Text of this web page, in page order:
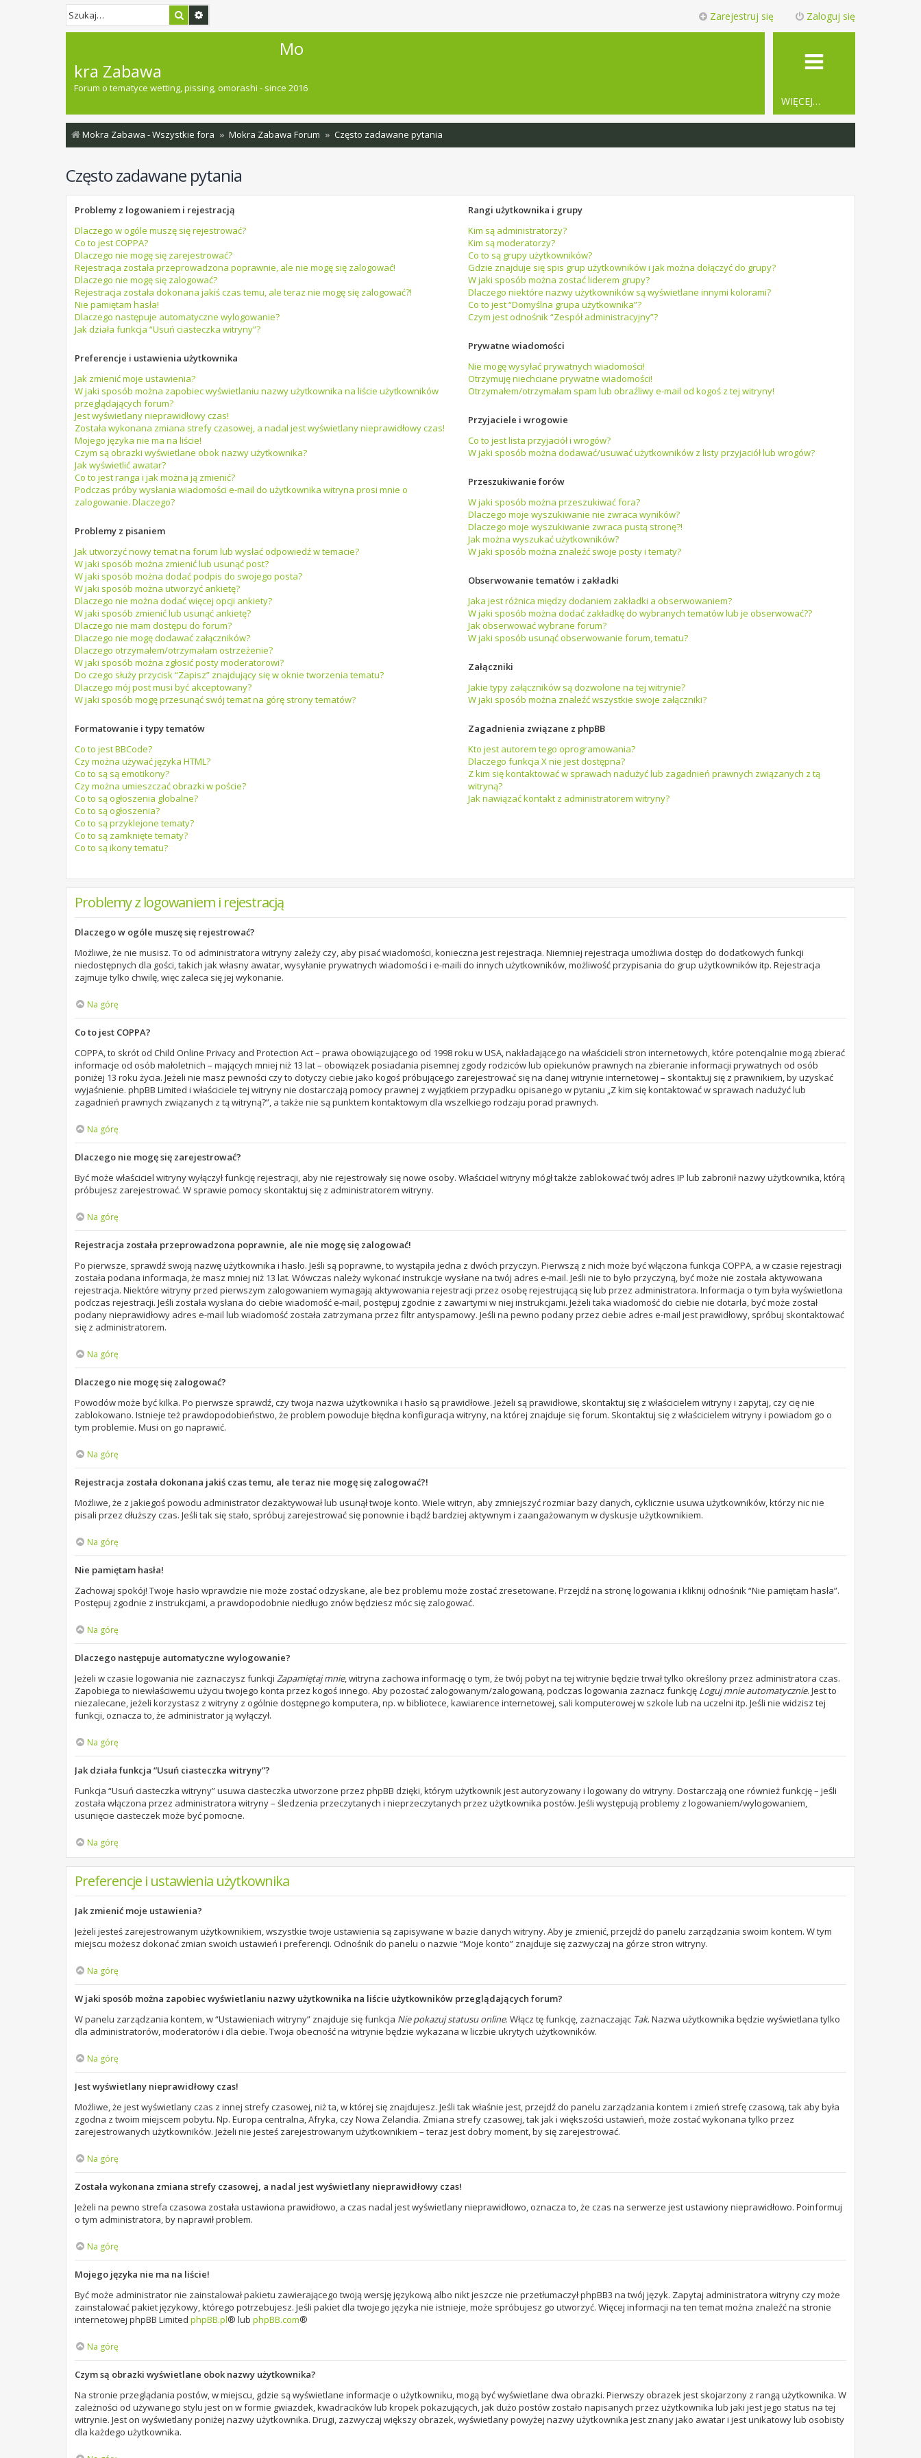
Szukaj Zaloguj się
Zarejestruj się
Mo
kra Zabawa
Forum o tematyce wetting, pissing, omorashi - since 2016
WIĘCEJ…
Mokra Zabawa - Wszystkie fora Mokra Zabawa Forum Często zadawane pytania
Często zadawane pytania
Problemy z logowaniem i rejestracją
Dlaczego w ogóle muszę się rejestrować?
Co to jest COPPA?
Dlaczego nie mogę się zarejestrować?
Rejestracja została przeprowadzona poprawnie, ale nie mogę się zalogować!
Dlaczego nie mogę się zalogować?
Rejestracja została dokonana jakiś czas temu, ale teraz nie mogę się zalogować?!
Nie pamiętam hasła!
Dlaczego następuje automatyczne wylogowanie?
Jak działa funkcja “Usuń ciasteczka witryny”?
Preferencje i ustawienia użytkownika
Jak zmienić moje ustawienia?
W jaki sposób można zapobiec wyświetlaniu nazwy użytkownika na liście użytkowników
przeglądających forum?
Jest wyświetlany nieprawidłowy czas!
Została wykonana zmiana strefy czasowej, a nadal jest wyświetlany nieprawidłowy czas!
Mojego języka nie ma na liście!
Czym są obrazki wyświetlane obok nazwy użytkownika?
Jak wyświetlić awatar?
Co to jest ranga i jak można ją zmienić?
Podczas próby wysłania wiadomości e-mail do użytkownika witryna prosi mnie o
zalogowanie. Dlaczego?
Problemy z pisaniem
Jak utworzyć nowy temat na forum lub wysłać odpowiedź w temacie?
W jaki sposób można zmienić lub usunąć post?
W jaki sposób można dodać podpis do swojego posta?
W jaki sposób można utworzyć ankietę?
Dlaczego nie można dodać więcej opcji ankiety?
W jaki sposób zmienić lub usunąć ankietę?
Dlaczego nie mam dostępu do forum?
Dlaczego nie mogę dodawać załączników?
Dlaczego otrzymałem/otrzymałam ostrzeżenie?
W jaki sposób można zgłosić posty moderatorowi?
Do czego służy przycisk “Zapisz” znajdujący się w oknie tworzenia tematu?
Dlaczego mój post musi być akceptowany?
W jaki sposób mogę przesunąć swój temat na górę strony tematów?
Formatowanie i typy tematów
Co to jest BBCode?
Czy można używać języka HTML?
Co to są są emotikony?
Czy można umieszczać obrazki w poście?
Co to są ogłoszenia globalne?
Co to są ogłoszenia?
Co to są przyklejone tematy?
Co to są zamknięte tematy?
Co to są ikony tematu?
Rangi użytkownika i grupy
Kim są administratorzy?
Kim są moderatorzy?
Co to są grupy użytkowników?
Gdzie znajduje się spis grup użytkowników i jak można dołączyć do grupy?
W jaki sposób można zostać liderem grupy?
Dlaczego niektóre nazwy użytkowników są wyświetlane innymi kolorami?
Co to jest “Domyślna grupa użytkownika”?
Czym jest odnośnik “Zespół administracyjny”?
Prywatne wiadomości
Nie mogę wysyłać prywatnych wiadomości!
Otrzymuję niechciane prywatne wiadomości!
Otrzymałem/otrzymałam spam lub obraźliwy e-mail od kogoś z tej witryny!
Przyjaciele i wrogowie
Co to jest lista przyjaciół i wrogów?
W jaki sposób można dodawać/usuwać użytkowników z listy przyjaciół lub wrogów?
Przeszukiwanie forów
W jaki sposób można przeszukiwać fora?
Dlaczego moje wyszukiwanie nie zwraca wyników?
Dlaczego moje wyszukiwanie zwraca pustą stronę?!
Jak można wyszukać użytkowników?
W jaki sposób można znaleźć swoje posty i tematy?
Obserwowanie tematów i zakładki
Jaka jest różnica między dodaniem zakładki a obserwowaniem?
W jaki sposób można dodać zakładkę do wybranych tematów lub je obserwować??
Jak obserwować wybrane forum?
W jaki sposób usunąć obserwowanie forum, tematu?
Załączniki
Jakie typy załączników są dozwolone na tej witrynie?
W jaki sposób można znaleźć wszystkie swoje załączniki?
Zagadnienia związane z phpBB
Kto jest autorem tego oprogramowania?
Dlaczego funkcja X nie jest dostępna?
Z kim się kontaktować w sprawach nadużyć lub zagadnień prawnych związanych z tą
witryną?
Jak nawiązać kontakt z administratorem witryny?
Problemy z logowaniem i rejestracją
Dlaczego w ogóle muszę się rejestrować?
Możliwe, że nie musisz. To od administratora witryny zależy czy, aby pisać wiadomości, konieczna jest rejestracja. Niemniej rejestracja umożliwia dostęp do dodatkowych funkcji
niedostępnych dla gości, takich jak własny awatar, wysyłanie prywatnych wiadomości i e-maili do innych użytkowników, możliwość przypisania do grup użytkowników itp. Rejestracja
zajmuje tylko chwilę, więc zaleca się jej wykonanie.
Na górę
Co to jest COPPA?
COPPA, to skrót od Child Online Privacy and Protection Act – prawa obowiązującego od 1998 roku w USA, nakładającego na właścicieli stron internetowych, które potencjalnie mogą zbierać
informacje od osób małoletnich – mających mniej niż 13 lat – obowiązek posiadania pisemnej zgody rodziców lub opiekunów prawnych na zbieranie informacji prywatnych od osób
poniżej 13 roku życia. Jeżeli nie masz pewności czy to dotyczy ciebie jako kogoś próbującego zarejestrować się na danej witrynie internetowej – skontaktuj się z prawnikiem, by uzyskać
wyjaśnienie. phpBB Limited i właściciele tej witryny nie dostarczają pomocy prawnej z wyjątkiem przypadku opisanego w pytaniu „Z kim się kontaktować w sprawach nadużyć lub
zagadnień prawnych związanych z tą witryną?”, a także nie są punktem kontaktowym dla wszelkiego rodzaju porad prawnych.
Na górę
Dlaczego nie mogę się zarejestrować?
Być może właściciel witryny wyłączył funkcję rejestracji, aby nie rejestrowały się nowe osoby. Właściciel witryny mógł także zablokować twój adres IP lub zabronił nazwy użytkownika, którą
próbujesz zarejestrować. W sprawie pomocy skontaktuj się z administratorem witryny.
Na górę
Rejestracja została przeprowadzona poprawnie, ale nie mogę się zalogować!
Po pierwsze, sprawdź swoją nazwę użytkownika i hasło. Jeśli są poprawne, to wystąpiła jedna z dwóch przyczyn. Pierwszą z nich może być włączona funkcja COPPA, a w czasie rejestracji
została podana informacja, że masz mniej niż 13 lat. Wówczas należy wykonać instrukcje wysłane na twój adres e-mail. Jeśli nie to było przyczyną, być może nie została aktywowana
rejestracja. Niektóre witryny przed pierwszym zalogowaniem wymagają aktywowania rejestracji przez osobę rejestrującą się lub przez administratora. Informacja o tym była wyświetlona
podczas rejestracji. Jeśli została wysłana do ciebie wiadomość e-mail, postępuj zgodnie z zawartymi w niej instrukcjami. Jeżeli taka wiadomość do ciebie nie dotarła, być może został
podany nieprawidłowy adres e-mail lub wiadomość została zatrzymana przez filtr antyspamowy. Jeśli na pewno podany przez ciebie adres e-mail jest prawidłowy, spróbuj skontaktować
się z administratorem.
Na górę
Dlaczego nie mogę się zalogować?
Powodów może być kilka. Po pierwsze sprawdź, czy twoja nazwa użytkownika i hasło są prawidłowe. Jeżeli są prawidłowe, skontaktuj się z właścicielem witryny i zapytaj, czy cię nie
zablokowano. Istnieje też prawdopodobieństwo, że problem powoduje błędna konfiguracja witryny, na której znajduje się forum. Skontaktuj się z właścicielem witryny i powiadom go o
tym problemie. Musi on go naprawić.
Na górę
Rejestracja została dokonana jakiś czas temu, ale teraz nie mogę się zalogować?!
Możliwe, że z jakiegoś powodu administrator dezaktywował lub usunął twoje konto. Wiele witryn, aby zmniejszyć rozmiar bazy danych, cyklicznie usuwa użytkowników, którzy nic nie
pisali przez dłuższy czas. Jeśli tak się stało, spróbuj zarejestrować się ponownie i bądź bardziej aktywnym i zaangażowanym w dyskusje użytkownikiem.
Na górę
Nie pamiętam hasła!
Zachowaj spokój! Twoje hasło wprawdzie nie może zostać odzyskane, ale bez problemu może zostać zresetowane. Przejdź na stronę logowania i kliknij odnośnik “Nie pamiętam hasła”.
Postępuj zgodnie z instrukcjami, a prawdopodobnie niedługo znów będziesz móc się zalogować.
Na górę
Dlaczego następuje automatyczne wylogowanie?
Jeżeli w czasie logowania nie zaznaczysz funkcji Zapamiętaj mnie, witryna zachowa informację o tym, że twój pobyt na tej witrynie będzie trwał tylko określony przez administratora czas.
Zapobiega to niewłaściwemu użyciu twojego konta przez kogoś innego. Aby pozostać zalogowanym/zalogowaną, podczas logowania zaznacz funkcję Loguj mnie automatycznie. Jest to
niezalecane, jeżeli korzystasz z witryny z ogólnie dostępnego komputera, np. w bibliotece, kawiarence internetowej, sali komputerowej w szkole lub na uczelni itp. Jeśli nie widzisz tej
funkcji, oznacza to, że administrator ją wyłączył.
Na górę
Jak działa funkcja “Usuń ciasteczka witryny”?
Funkcja “Usuń ciasteczka witryny” usuwa ciasteczka utworzone przez phpBB dzięki, którym użytkownik jest autoryzowany i logowany do witryny. Dostarczają one również funkcję – jeśli
została włączona przez administratora witryny – śledzenia przeczytanych i nieprzeczytanych przez użytkownika postów. Jeśli występują problemy z logowaniem/wylogowaniem,
usunięcie ciasteczek może być pomocne.
Na górę
Preferencje i ustawienia użytkownika
Jak zmienić moje ustawienia?
Jeżeli jesteś zarejestrowanym użytkownikiem, wszystkie twoje ustawienia są zapisywane w bazie danych witryny. Aby je zmienić, przejdź do panelu zarządzania swoim kontem. W tym
miejscu możesz dokonać zmian swoich ustawień i preferencji. Odnośnik do panelu o nazwie “Moje konto” znajduje się zazwyczaj na górze stron witryny.
Na górę
W jaki sposób można zapobiec wyświetlaniu nazwy użytkownika na liście użytkowników przeglądających forum?
W panelu zarządzania kontem, w “Ustawieniach witryny” znajduje się funkcja Nie pokazuj statusu online. Włącz tę funkcję, zaznaczając Tak. Nazwa użytkownika będzie wyświetlana tylko
dla administratorów, moderatorów i dla ciebie. Twoja obecność na witrynie będzie wykazana w liczbie ukrytych użytkowników.
Na górę
Jest wyświetlany nieprawidłowy czas!
Możliwe, że jest wyświetlany czas z innej strefy czasowej, niż ta, w której się znajdujesz. Jeśli tak właśnie jest, przejdź do panelu zarządzania kontem i zmień strefę czasową, tak aby była
zgodna z twoim miejscem pobytu. Np. Europa centralna, Afryka, czy Nowa Zelandia. Zmiana strefy czasowej, tak jak i większości ustawień, może zostać wykonana tylko przez
zarejestrowanych użytkowników. Jeżeli nie jesteś zarejestrowanym użytkownikiem – teraz jest dobry moment, by się zarejestrować.
Na górę
Została wykonana zmiana strefy czasowej, a nadal jest wyświetlany nieprawidłowy czas!
Jeżeli na pewno strefa czasowa została ustawiona prawidłowo, a czas nadal jest wyświetlany nieprawidłowo, oznacza to, że czas na serwerze jest ustawiony nieprawidłowo. Poinformuj
o tym administratora, by naprawił problem.
Na górę
Mojego języka nie ma na liście!
Być może administrator nie zainstalował pakietu zawierającego twoją wersję językową albo nikt jeszcze nie przetłumaczył phpBB3 na twój język. Zapytaj administratora witryny czy może
zainstalować pakiet językowy, którego potrzebujesz. Jeśli pakiet dla twojego języka nie istnieje, może spróbujesz go utworzyć. Więcej informacji na ten temat można znaleźć na stronie
internetowej phpBB Limited phpBB.pl® lub phpBB.com®
Na górę
Czym są obrazki wyświetlane obok nazwy użytkownika?
Na stronie przeglądania postów, w miejscu, gdzie są wyświetlane informacje o użytkowniku, mogą być wyświetlane dwa obrazki. Pierwszy obrazek jest skojarzony z rangą użytkownika. W
zależności od używanego stylu jest on w formie gwiazdek, kwadracików lub kropek pokazujących, jak dużo postów zostało napisanych przez użytkownika lub jaki jest jego status na tej
witrynie. Jest on wyświetlany poniżej nazwy użytkownika. Drugi, zazwyczaj większy obrazek, wyświetlany powyżej nazwy użytkownika jest znany jako awatar i jest unikatowy lub osobisty
dla każdego użytkownika.